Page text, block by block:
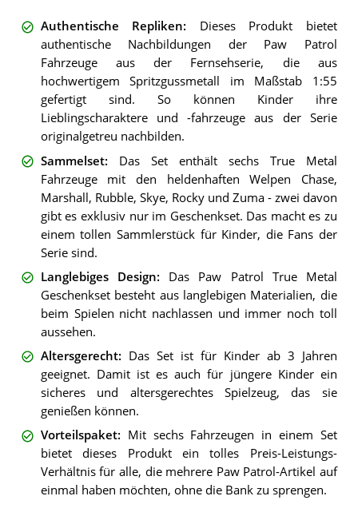
Authentische Repliken: Dieses Produkt bietet
authentische Nachbildungen der Paw Patrol
Fahrzeuge aus der Fernsehserie, die aus
hochwertigem Spritzgussmetall im Maßstab 1:55
gefertigt sind. So können Kinder ihre
Lieblingscharaktere und -fahrzeuge aus der Serie
originalgetreu nachbilden.
Sammelset: Das Set enthält sechs True Metal
Fahrzeuge mit den heldenhaften Welpen Chase,
Marshall, Rubble, Skye, Rocky und Zuma - zwei davon
gibt es exklusiv nur im Geschenkset. Das macht es zu
einem tollen Sammlerstück für Kinder, die Fans der
Serie sind.
Langlebiges Design: Das Paw Patrol True Metal
Geschenkset besteht aus langlebigen Materialien, die
beim Spielen nicht nachlassen und immer noch toll
aussehen.
Altersgerecht: Das Set ist für Kinder ab 3 Jahren
geeignet. Damit ist es auch für jüngere Kinder ein
sicheres und altersgerechtes Spielzeug, das sie
genießen können.
Vorteilspaket: Mit sechs Fahrzeugen in einem Set
bietet dieses Produkt ein tolles Preis-Leistungs-
Verhältnis für alle, die mehrere Paw Patrol-Artikel auf
einmal haben möchten, ohne die Bank zu sprengen.